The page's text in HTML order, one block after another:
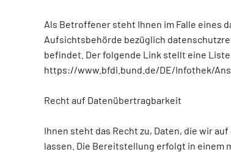
Als Betroffener steht Ihnen im Falle eines
Aufsichtsbehörde bezüglich
befindet. Der folgende Link stellt eine
https://www.bfdi.bund.de/DE/Infothek/
Recht auf Datenübertragbarkeit
Ihnen steht das Recht zu, Daten, die wir
lassen. Die Bereitstellung erfolgt in einem